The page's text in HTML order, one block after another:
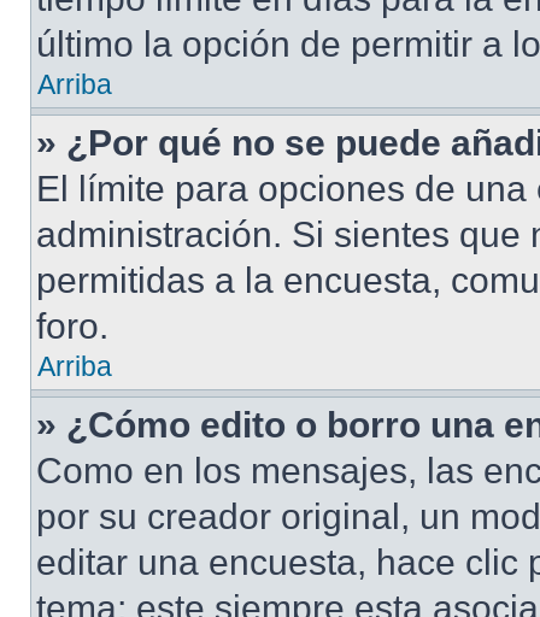
último la opción de permitir a
Arriba
» ¿Por qué no se puede
El límite para opciones de
administración. Si sientes
permitidas a la encuesta,
foro.
Arriba
» ¿Cómo edito o borro una
Como en los mensajes, las
por su creador original, un
editar una encuesta, hace clic
tema; este siempre esta